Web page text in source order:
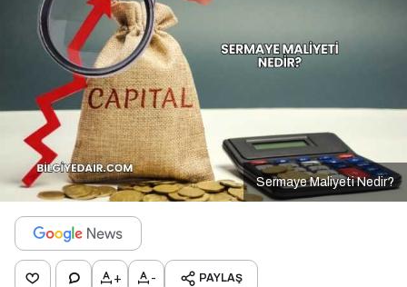
Sermaye Maliyeti Nedir?
+ - PAYLAŞ